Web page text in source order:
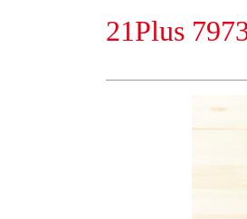
21Plus